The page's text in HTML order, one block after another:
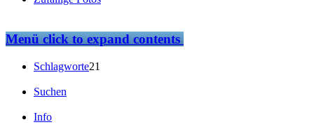
Menüclick to expand contents
Schlagworte21
Suchen
Info